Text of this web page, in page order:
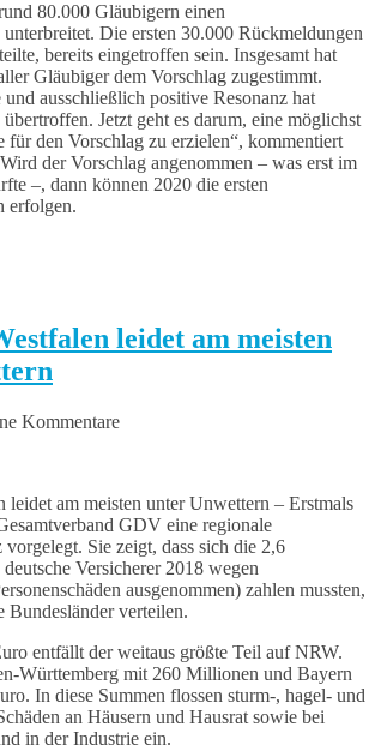
80.000 Gläubigern einen
Die ersten 30.000 Rückmeldungen
bereits eingetroffen sein. Insgesamt hat
Gläubiger dem Vorschlag zugestimmt.
und ausschließlich positive Resonanz hat
Jetzt geht es darum, eine möglichst
für den Vorschlag zu erzielen“, kommentiert
der Vorschlag angenommen – was erst im
–, dann können 2020 die ersten
erfolgen.
leidet am meisten
Kommentare
leidet am meisten unter Unwettern – Erstmals
GDV eine regionale
Sie zeigt, dass sich die 2,6
Versicherer 2018 wegen
ausgenommen) zahlen mussten,
Bundesländer verteilen.
entfällt der weitaus größte Teil auf NRW.
Württemberg mit 260 Millionen und Bayern
In diese Summen flossen sturm-, hagel- und
an Häusern und Hausrat sowie bei
in der Industrie ein.